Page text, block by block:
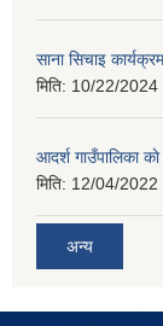
साना सिचाइ
मिति: 10/22/2024
आदर्श गाउँपालिका
मिति: 12/04/2022
अन्य